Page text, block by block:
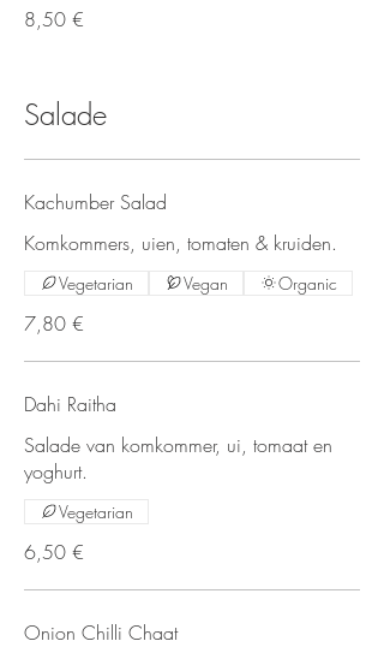
8,50 €
Salade
Kachumber Salad
Komkommers, uien, tomaten & kruiden.
7,80 €
Vegetarian Vegan Organic
Dahi Raitha
Salade van komkommer, ui, tomaat en
yoghurt.
6,50 €
Vegetarian
Onion Chilli Chaat